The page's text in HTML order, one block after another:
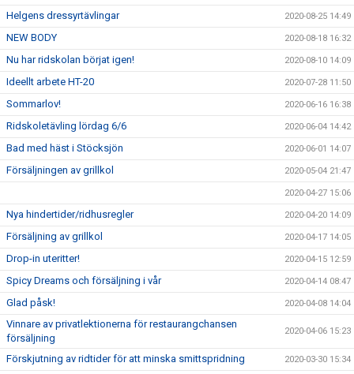
Helgens dressyrtävlingar 2020-08-25 14:49
NEW BODY 2020-08-18 16:32
Nu har ridskolan börjat igen! 2020-08-10 14:09
Ideellt arbete HT-20 2020-07-28 11:50
Sommarlov! 2020-06-16 16:38
Ridskoletävling lördag 6/6 2020-06-04 14:42
Bad med häst i Stöcksjön 2020-06-01 14:07
Försäljningen av grillkol 2020-05-04 21:47
2020-04-27 15:06
Nya hindertider/ridhusregler 2020-04-20 14:09
Försäljning av grillkol 2020-04-17 14:05
Drop-in uteritter! 2020-04-15 12:59
Spicy Dreams och försäljning i vår 2020-04-14 08:47
Glad påsk! 2020-04-08 14:04
Vinnare av privatlektionerna för restaurangchansen
försäljning
2020-04-06 15:23
Förskjutning av ridtider för att minska smittspridning 2020-03-30 15:34